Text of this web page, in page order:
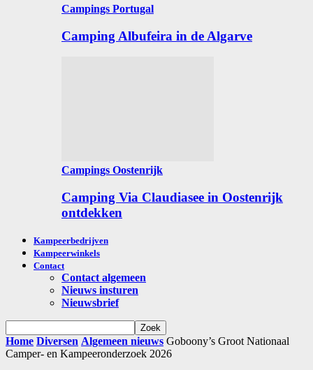
Campings Portugal
Camping Albufeira in de Algarve
Campings Oostenrijk
Camping Via Claudiasee in Oostenrijk
ontdekken
Kampeerbedrijven
Kampeerwinkels
Contact
Contact algemeen
Nieuws insturen
Nieuwsbrief
Home Diversen Algemeen nieuws Goboony’s Groot Nationaal
Camper- en Kampeeronderzoek 2026